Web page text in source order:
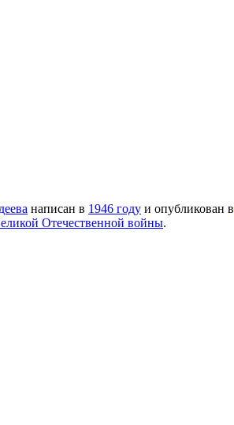
написан в 1946 году и опубликован в
Отечественной войны.